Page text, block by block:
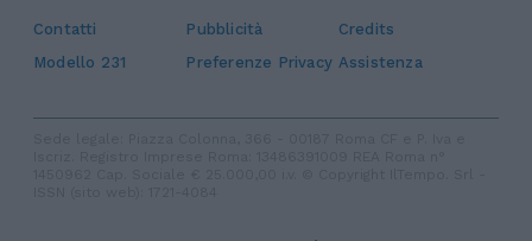
Contatti Pubblicità
Credits
Modello 231
Preferenze Privacy Assistenza